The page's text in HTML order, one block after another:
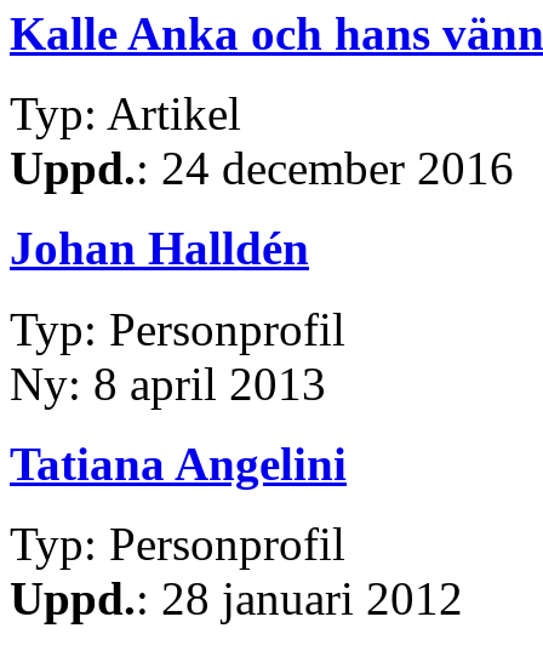
Kalle Anka och hans
Typ: Artikel
Uppd.: 24 december 2016
Johan Halldén
Typ: Personprofil
Ny: 8 april 2013
Tatiana Angelini
Typ: Personprofil
Uppd.: 28 januari 2012